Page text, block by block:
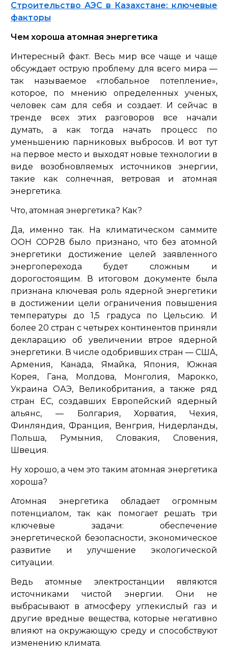
Строительство АЭС в Казахстане: ключевые
факторы
Чем хороша атомная энергетика
Интересный факт. Весь мир все чаще и чаще
обсуждает острую проблему для всего мира —
так называемое «глобальное потепление»,
которое, по мнению определенных ученых,
человек сам для себя и создает. И сейчас в
тренде всех этих разговоров все начали
думать, а как тогда начать процесс по
уменьшению парниковых выбросов. И вот тут
на первое место и выходят новые технологии в
виде возобновляемых источников энергии,
такие как солнечная, ветровая и атомная
энергетика.
Что, атомная энергетика? Как?
Да, именно так. На климатическом саммите
ООН СОР28 было признано, что без атомной
энергетики достижение целей заявленного
энергоперехода будет сложным и
дорогостоящим. В итоговом документе была
признана ключевая роль ядерной энергетики
в достижении цели ограничения повышения
температуры до 1,5 градуса по Цельсию. И
более 20 стран с четырех континентов приняли
декларацию об увеличении втрое ядерной
энергетики. В числе одобривших стран — США,
Армения, Канада, Ямайка, Япония, Южная
Корея, Гана, Молдова, Монголия, Марокко,
Украина ОАЭ, Великобритания, а также ряд
стран ЕС, создавших Европейский ядерный
альянс, — Болгария, Хорватия, Чехия,
Финляндия, Франция, Венгрия, Нидерланды,
Польша, Румыния, Словакия, Словения,
Швеция.
Ну хорошо, а чем это таким атомная энергетика
хороша?
Атомная энергетика обладает огромным
потенциалом, так как помогает решать три
ключевые задачи: обеспечение
энергетической безопасности, экономическое
развитие и улучшение экологической
ситуации.
Ведь атомные электростанции являются
источниками чистой энергии. Они не
выбрасывают в атмосферу углекислый газ и
другие вредные вещества, которые негативно
влияют на окружающую среду и способствуют
изменению климата.